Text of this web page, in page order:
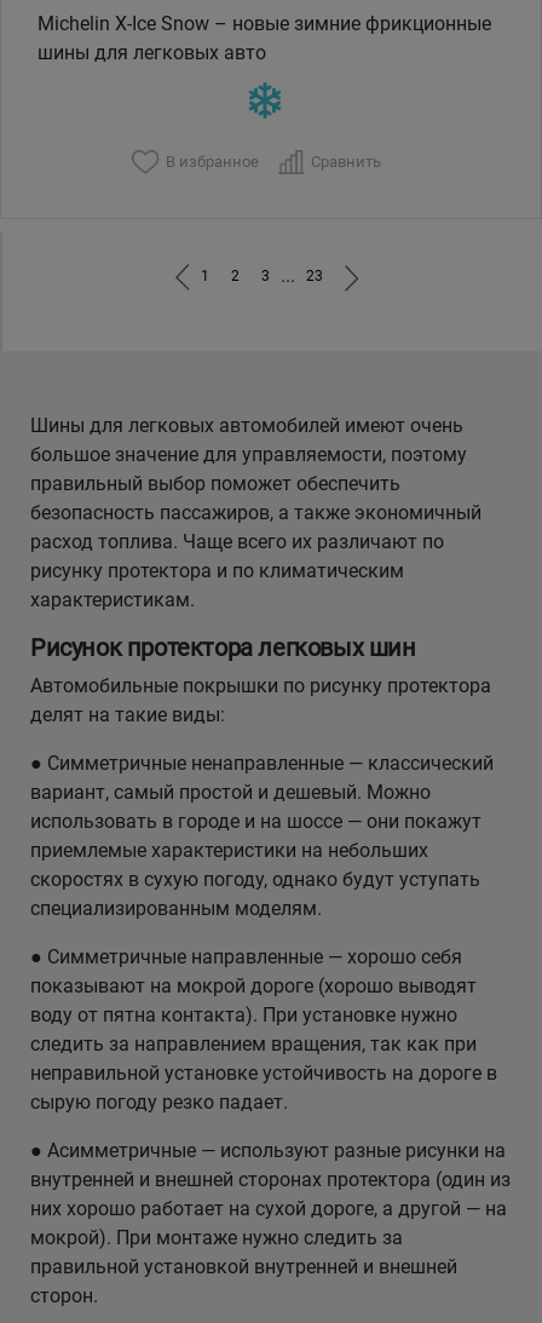
Michelin X-Ice Snow – новые зимние фрикционные
шины для легковых авто
В избранное Сравнить
1 2 3 ... 23
Шины для легковых автомобилей имеют очень
большое значение для управляемости, поэтому
правильный выбор поможет обеспечить
безопасность пассажиров, а также экономичный
расход топлива. Чаще всего их различают по
рисунку протектора и по климатическим
характеристикам.
Рисунок протектора легковых шин
Автомобильные покрышки по рисунку протектора
делят на такие виды:
● Симметричные ненаправленные — классический
вариант, самый простой и дешевый. Можно
использовать в городе и на шоссе — они покажут
приемлемые характеристики на небольших
скоростях в сухую погоду, однако будут уступать
специализированным моделям.
● Симметричные направленные — хорошо себя
показывают на мокрой дороге (хорошо выводят
воду от пятна контакта). При установке нужно
следить за направлением вращения, так как при
неправильной установке устойчивость на дороге в
сырую погоду резко падает.
● Асимметричные — используют разные рисунки на
внутренней и внешней сторонах протектора (один из
них хорошо работает на сухой дороге, а другой — на
мокрой). При монтаже нужно следить за
правильной установкой внутренней и внешней
сторон.